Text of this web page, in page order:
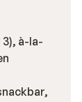
à-la-